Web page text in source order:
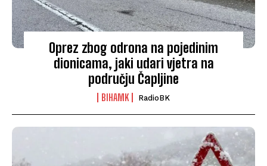
Oprez zbog odrona na pojedinim
dionicama, jaki udari vjetra na
području Čapljine
BIHAMK RadioBK